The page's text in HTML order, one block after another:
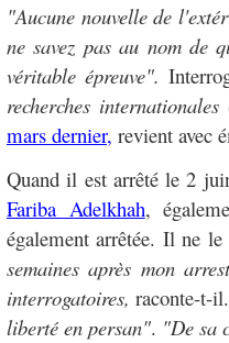
"Aucune nouvelle de
ne savez pas au nom de
véritable épreuve".
recherches
mars dernier, revient avec
Quand il est arrêté le 2
Fariba Adelkhah,
également arrêtée. Il ne
semaines après mon
interrogatoires, raconte-t-
liberté en persan". "De sa